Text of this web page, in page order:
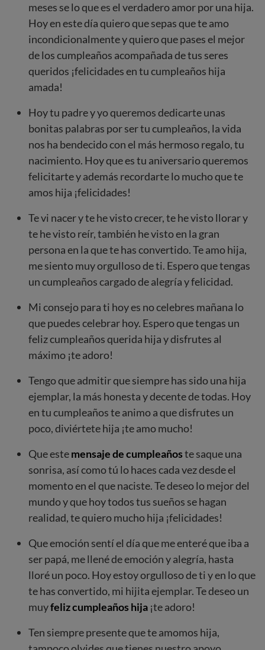
meses se lo que es el verdadero amor por una hija.
Hoy en este día quiero que sepas que te amo
incondicionalmente y quiero que pases el mejor
de los cumpleaños acompañada de tus seres
queridos ¡felicidades en tu cumpleaños hija
amada!
Hoy tu padre y yo queremos dedicarte unas
bonitas palabras por ser tu cumpleaños, la vida
nos ha bendecido con el más hermoso regalo, tu
nacimiento. Hoy que es tu aniversario queremos
felicitarte y además recordarte lo mucho que te
amos hija ¡felicidades!
Te vi nacer y te he visto crecer, te he visto llorar y
te he visto reír, también he visto en la gran
persona en la que te has convertido. Te amo hija,
me siento muy orgulloso de ti. Espero que tengas
un cumpleaños cargado de alegría y felicidad.
Mi consejo para ti hoy es no celebres mañana lo
que puedes celebrar hoy. Espero que tengas un
feliz cumpleaños querida hija y disfrutes al
máximo ¡te adoro!
Tengo que admitir que siempre has sido una hija
ejemplar, la más honesta y decente de todas. Hoy
en tu cumpleaños te animo a que disfrutes un
poco, diviértete hija ¡te amo mucho!
Que estemensaje de cumpleañoste saque una
sonrisa, así como tú lo haces cada vez desde el
momento en el que naciste. Te deseo lo mejor del
mundo y que hoy todos tus sueños se hagan
realidad, te quiero mucho hija ¡felicidades!
Que emoción sentí el día que me enteré que iba a
ser papá, me llené de emoción y alegría, hasta
lloré un poco. Hoy estoy orgulloso de ti y en lo que
te has convertido, mi hijita ejemplar. Te deseo un
muyfeliz cumpleaños hija ¡te adoro!
Ten siempre presente que te amomos hija,